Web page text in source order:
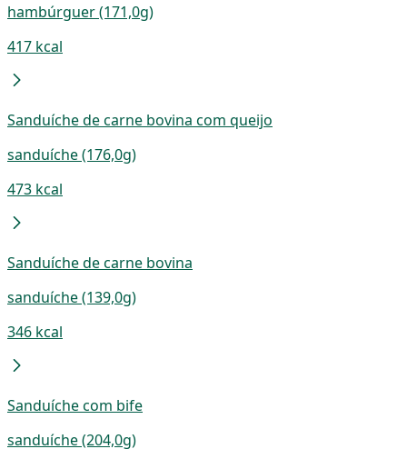
hambúrguer (171,0g)
417 kcal
Sanduíche de carne bovina com queijo
sanduíche (176,0g)
473 kcal
Sanduíche de carne bovina
sanduíche (139,0g)
346 kcal
Sanduíche com bife
sanduíche (204,0g)